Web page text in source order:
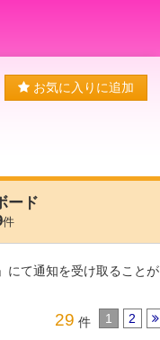
お気に入りに追加
ード
件
にて通知を受け取ることが
29 件 1 2